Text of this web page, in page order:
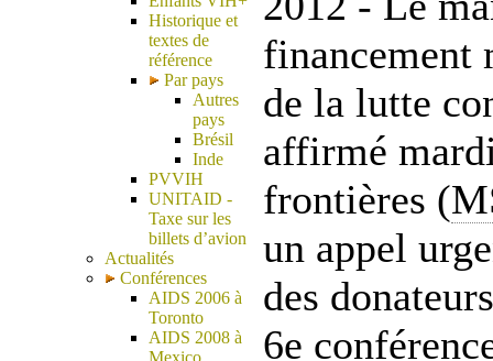
Historique et
textes de
référence
Par pays
Autres
pays
Brésil
Inde
PVVIH
UNITAID -
Taxe sur les
billets d’avion
Actualités
Conférences
AIDS 2006 à
Toronto
AIDS 2008 à
Mexico
financement
de la lutte
affirmé
frontières (
un appel
des
6e